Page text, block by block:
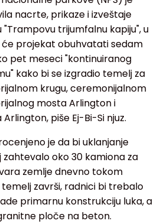
nacrte, prikaze i izveštaje
trijumfalnu kapiju", u
će projekat obuhvatati sedam
pet meseci "kontinuiranog
kako bi se izgradio temelj za
krugu, ceremonijalnom
mosta Arlington i
piše Ej-Bi-Si njuz.
je da bi uklanjanje
oko 30 kamiona za
zemlje dnevno tokom
završi, radnici bi trebalo
primarnu konstrukciju luka, a
ploče na beton.